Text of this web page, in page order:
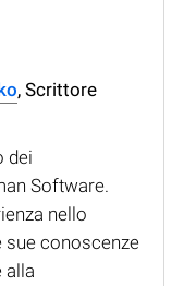
, Scrittore
dei
Software.
nello
conoscenze
alla